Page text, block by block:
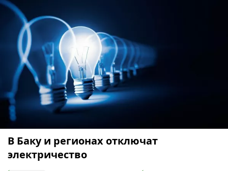
В Баку и регионах отключат
электричество